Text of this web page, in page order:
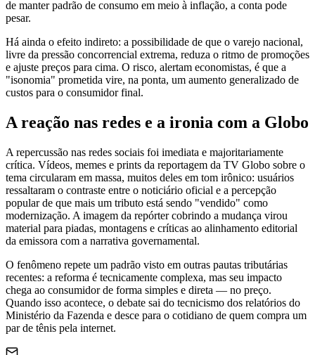
de manter padrão de consumo em meio à inflação, a conta pode
pesar.
Há ainda o efeito indireto: a possibilidade de que o varejo nacional,
livre da pressão concorrencial extrema, reduza o ritmo de promoções
e ajuste preços para cima. O risco, alertam economistas, é que a
"isonomia" prometida vire, na ponta, um aumento generalizado de
custos para o consumidor final.
A reação nas redes e a ironia com a Globo
A repercussão nas redes sociais foi imediata e majoritariamente
crítica. Vídeos, memes e prints da reportagem da TV Globo sobre o
tema circularam em massa, muitos deles em tom irônico: usuários
ressaltaram o contraste entre o noticiário oficial e a percepção
popular de que mais um tributo está sendo "vendido" como
modernização. A imagem da repórter cobrindo a mudança virou
material para piadas, montagens e críticas ao alinhamento editorial
da emissora com a narrativa governamental.
O fenômeno repete um padrão visto em outras pautas tributárias
recentes: a reforma é tecnicamente complexa, mas seu impacto
chega ao consumidor de forma simples e direta — no preço.
Quando isso acontece, o debate sai do tecnicismo dos relatórios do
Ministério da Fazenda e desce para o cotidiano de quem compra um
par de tênis pela internet.